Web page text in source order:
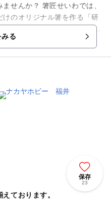
匠せいわでは、
のオリジナル箸を作る「研
体験なので、雨の日や暑い日
る
保存
23
えております。